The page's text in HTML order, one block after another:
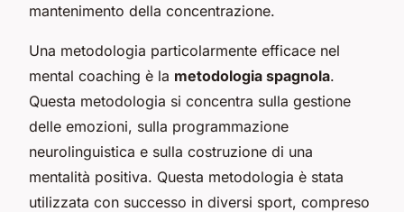
mantenimento della concentrazione.
Una metodologia particolarmente efficace nel
mental coaching è la metodologia spagnola.
Questa metodologia si concentra sulla gestione
delle emozioni, sulla programmazione
neurolinguistica e sulla costruzione di una
mentalità positiva. Questa metodologia è stata
utilizzata con successo in diversi sport, compreso